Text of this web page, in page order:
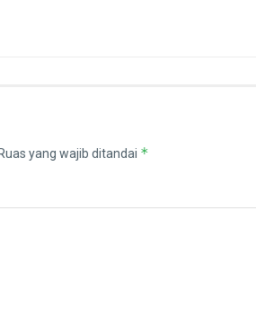
Ruas yang wajib ditandai *